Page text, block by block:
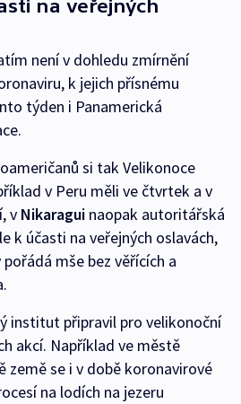
na veřejných
není v dohledu zmírnění
k jejich přísnému
týden i Panamerická
si tak Velikonoce
v Peru měli ve čtvrtek a v
v Nikaragui naopak autoritářská
k účasti na veřejných oslavách,
mše bez věřících a
institut připravil pro velikonoční
akcí. Například ve městě
země se i v době koronavirové
na lodích na jezeru